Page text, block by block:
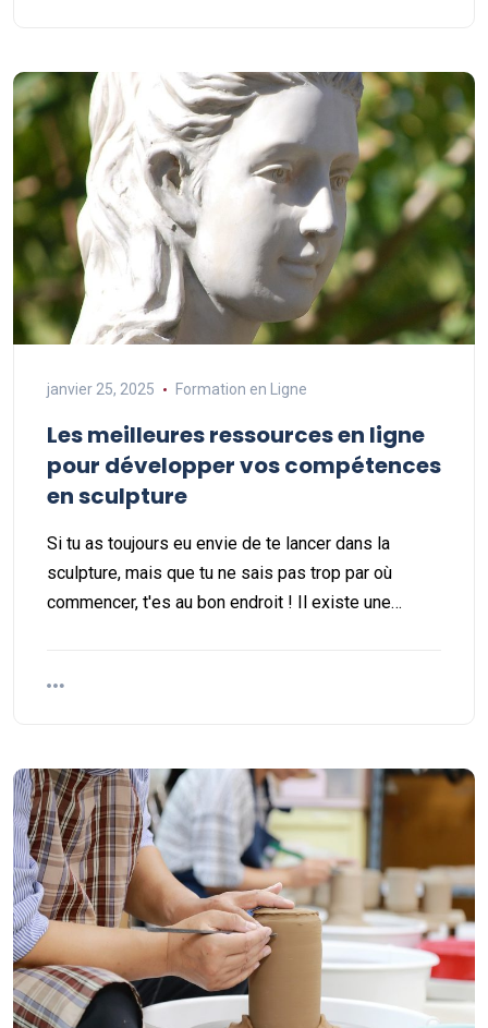
janvier 25, 2025 Formation en Ligne
Les meilleures ressources en ligne
pour développer vos compétences
en sculpture
Si tu as toujours eu envie de te lancer dans la
sculpture, mais que tu ne sais pas trop par où
commencer, t'es au bon endroit ! Il existe une…